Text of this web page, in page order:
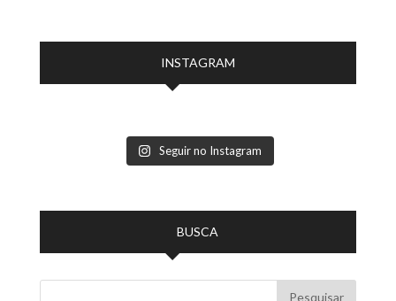
INSTAGRAM
Seguir no Instagram
BUSCA